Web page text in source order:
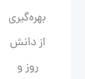
بهره‌گیری
از دانش
روز و